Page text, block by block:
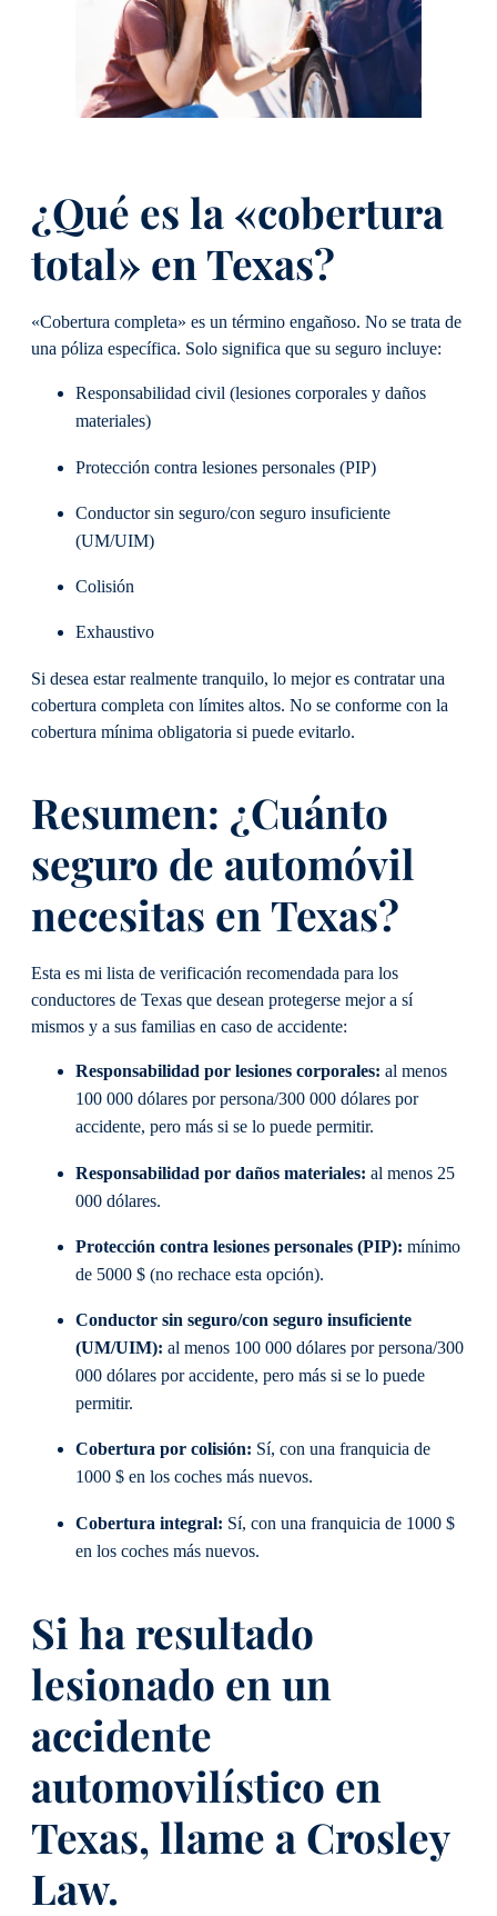
¿Qué es la «cobertura
total» en Texas?
«Cobertura completa» es un término engañoso. No se trata de
una póliza específica. Solo significa que su seguro incluye:
Responsabilidad civil (lesiones corporales y daños
materiales)
Protección contra lesiones personales (PIP)
Conductor sin seguro/con seguro insuficiente
(UM/UIM)
Colisión
Exhaustivo
Si desea estar realmente tranquilo, lo mejor es contratar una
cobertura completa con límites altos. No se conforme con la
cobertura mínima obligatoria si puede evitarlo.
Resumen: ¿Cuánto
seguro de automóvil
necesitas en Texas?
Esta es mi lista de verificación recomendada para los
conductores de Texas que desean protegerse mejor a sí
mismos y a sus familias en caso de accidente:
Responsabilidad por lesiones corporales: al menos
100 000 dólares por persona/300 000 dólares por
accidente, pero más si se lo puede permitir.
Responsabilidad por daños materiales: al menos 25
000 dólares.
Protección contra lesiones personales (PIP): mínimo
de 5000 $ (no rechace esta opción).
Conductor sin seguro/con seguro insuficiente
(UM/UIM): al menos 100 000 dólares por persona/300
000 dólares por accidente, pero más si se lo puede
permitir.
Cobertura por colisión: Sí, con una franquicia de
1000 $ en los coches más nuevos.
Cobertura integral: Sí, con una franquicia de 1000 $
en los coches más nuevos.
Si ha resultado
lesionado en un
accidente
automovilístico en
Texas, llame a Crosley
Law.